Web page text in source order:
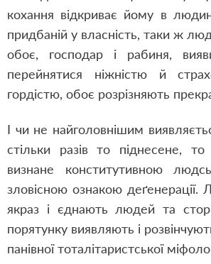
кохання відкриває йому в
придбаній у власність, таки ж
обоє, господар і рабиня,
перейнятися ніжністю й
гордістю, обоє розрізняють
І чи не найголовнішим
стільки разів то піднесене,
визнане конститутивною
зловісною ознакою деґенерації.
якраз і єднають людей та
порятунку виявляють і
панівної тоталітаристської